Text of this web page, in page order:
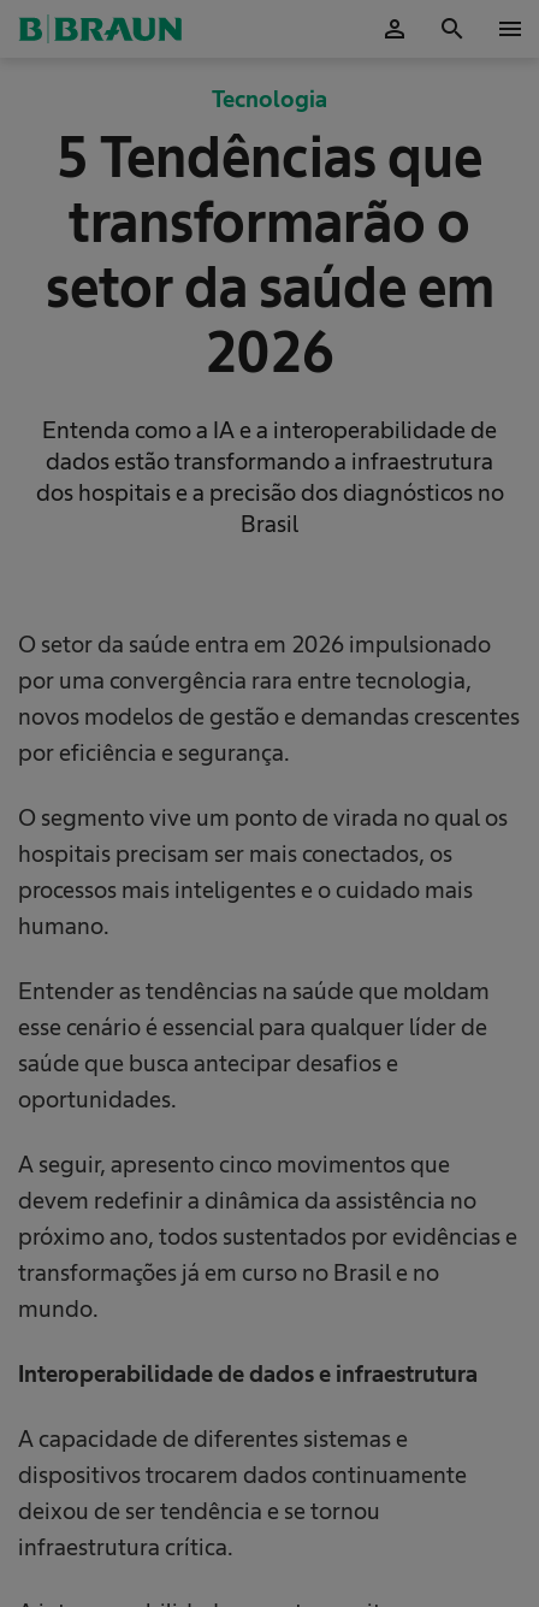
person search menu
Tecnologia
5 Tendências que
transformarão o
setor da saúde em
2026
Entenda como a IA e a interoperabilidade de
dados estão transformando a infraestrutura
dos hospitais e a precisão dos diagnósticos no
Brasil
O setor da saúde entra em 2026 impulsionado
por uma convergência rara entre tecnologia,
novos modelos de gestão e demandas crescentes
por eficiência e segurança.
O segmento vive um ponto de virada no qual os
hospitais precisam ser mais conectados, os
processos mais inteligentes e o cuidado mais
humano.
Entender as tendências na saúde que moldam
esse cenário é essencial para qualquer líder de
saúde que busca antecipar desafios e
oportunidades.
A seguir, apresento cinco movimentos que
devem redefinir a dinâmica da assistência no
próximo ano, todos sustentados por evidências e
transformações já em curso no Brasil e no
mundo.
Interoperabilidade de dados e infraestrutura
A capacidade de diferentes sistemas e
dispositivos trocarem dados continuamente
deixou de ser tendência e se tornou
infraestrutura crítica.